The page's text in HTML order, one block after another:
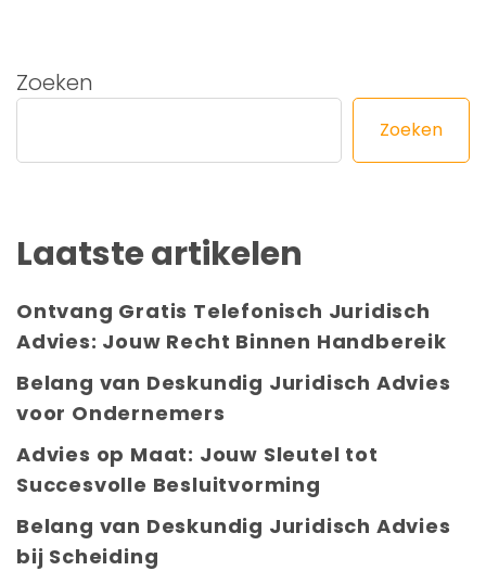
Zoeken
Zoeken
Laatste artikelen
Ontvang Gratis Telefonisch Juridisch
Advies: Jouw Recht Binnen Handbereik
Belang van Deskundig Juridisch Advies
voor Ondernemers
Advies op Maat: Jouw Sleutel tot
Succesvolle Besluitvorming
Belang van Deskundig Juridisch Advies
bij Scheiding